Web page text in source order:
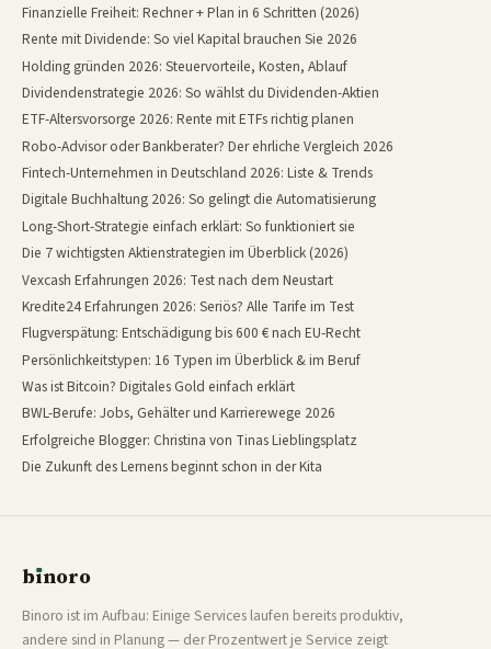
Finanzielle Freiheit: Rechner + Plan in 6 Schritten (2026)
Rente mit Dividende: So viel Kapital brauchen Sie 2026
Holding gründen 2026: Steuervorteile, Kosten, Ablauf
Dividendenstrategie 2026: So wählst du Dividenden-Aktien
ETF-Altersvorsorge 2026: Rente mit ETFs richtig planen
Robo-Advisor oder Bankberater? Der ehrliche Vergleich 2026
Fintech-Unternehmen in Deutschland 2026: Liste & Trends
Digitale Buchhaltung 2026: So gelingt die Automatisierung
Long-Short-Strategie einfach erklärt: So funktioniert sie
Die 7 wichtigsten Aktienstrategien im Überblick (2026)
Vexcash Erfahrungen 2026: Test nach dem Neustart
Kredite24 Erfahrungen 2026: Seriös? Alle Tarife im Test
Flugverspätung: Entschädigung bis 600 € nach EU-Recht
Persönlichkeitstypen: 16 Typen im Überblick & im Beruf
Was ist Bitcoin? Digitales Gold einfach erklärt
BWL-Berufe: Jobs, Gehälter und Karrierewege 2026
Erfolgreiche Blogger: Christina von Tinas Lieblingsplatz
Die Zukunft des Lernens beginnt schon in der Kita
bınoro
Binoro ist im Aufbau: Einige Services laufen bereits produktiv,
andere sind in Planung — der Prozentwert je Service zeigt